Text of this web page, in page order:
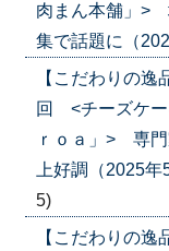
肉まん本舗」>
集で話題に（
【こだわりの逸
回 <チーズケー
ｒｏａ」> 専
上好調（2025
5)
【こだわりの逸